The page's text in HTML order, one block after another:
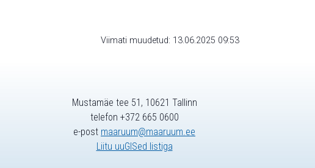
Viimati muudetud: 13.06.2025 09:53
Mustamäe tee 51, 10621 Tallinn
telefon +372 665 0600
e-post maaruum@maaruum.ee
Liitu uuGISed listiga